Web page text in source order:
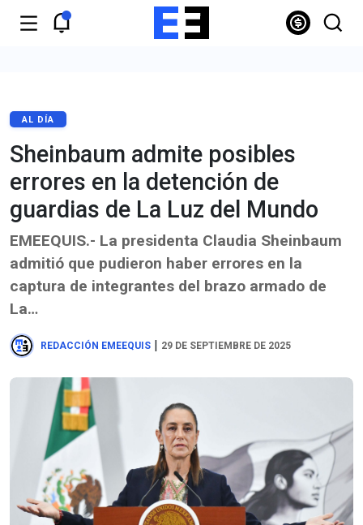
AL DÍA
Sheinbaum admite posibles
errores en la detención de
guardias de La Luz del Mundo
EMEEQUIS.- La presidenta Claudia Sheinbaum
admitió que pudieron haber errores en la
captura de integrantes del brazo armado de
La…
REDACCIÓN EMEEQUIS | 29 DE SEPTIEMBRE DE 2025